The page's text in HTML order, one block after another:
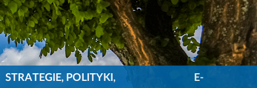
STRATEGIE, POLITYKI,
E-